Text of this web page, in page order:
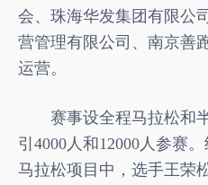
会、珠海华发集团有限公
营管理有限公司、南京善
运营。
赛事设全程马拉松和
引4000人和12000人参赛
马拉松项目中，选手王荣